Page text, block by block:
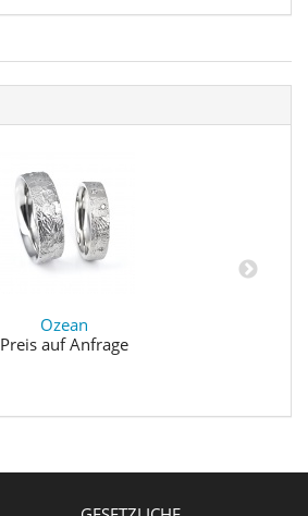
Ozean
Preis auf Anfrage